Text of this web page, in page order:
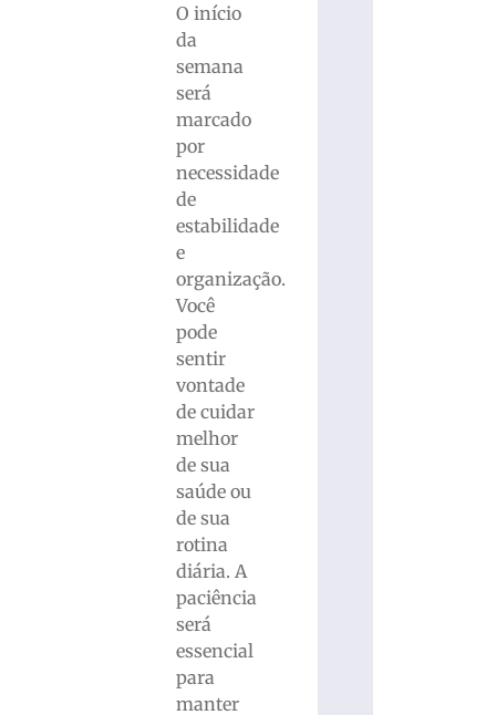
O início
da
semana
será
marcado
por
necessidade
de
estabilidade
e
organização.
Você
pode
sentir
vontade
de cuidar
melhor
de sua
saúde ou
de sua
rotina
diária. A
paciência
será
essencial
para
manter